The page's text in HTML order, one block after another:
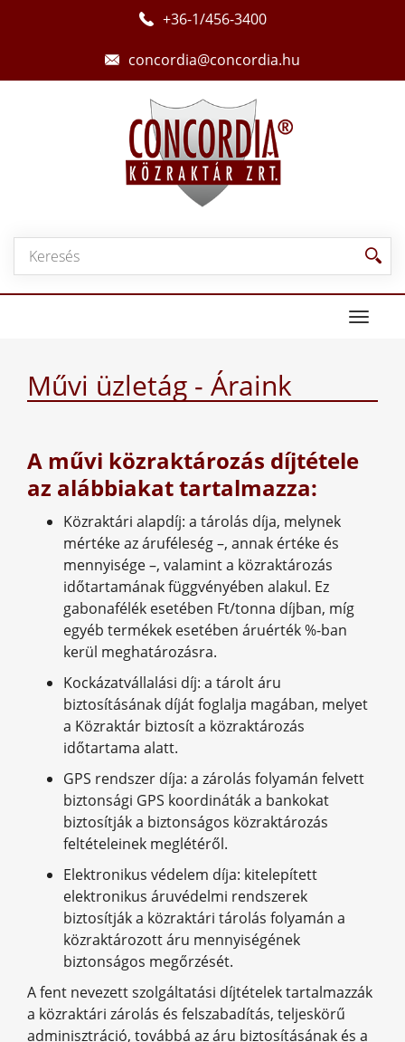
+36-1/456-3400
concordia@concordia.hu
Toggle
Művi üzletág - Áraink
A művi közraktározás díjtétele
az alábbiakat tartalmazza:
Közraktári alapdíj: a tárolás díja, melynek
mértéke az áruféleség –, annak értéke és
mennyisége –, valamint a közraktározás
időtartamának függvényében alakul. Ez
gabonafélék esetében Ft/tonna díjban, míg
egyéb termékek esetében áruérték %-ban
kerül meghatározásra.
Kockázatvállalási díj: a tárolt áru
biztosításának díját foglalja magában, melyet
a Közraktár biztosít a közraktározás
időtartama alatt.
GPS rendszer díja: a zárolás folyamán felvett
biztonsági GPS koordináták a bankokat
biztosítják a biztonságos közraktározás
feltételeinek meglétéről.
Elektronikus védelem díja: kitelepített
elektronikus áruvédelmi rendszerek
biztosítják a közraktári tárolás folyamán a
közraktározott áru mennyiségének
biztonságos megőrzését.
A fent nevezett szolgáltatási díjtételek tartalmazzák
a közraktári zárolás és felszabadítás, teljeskörű
adminisztráció, továbbá az áru biztosításának és a